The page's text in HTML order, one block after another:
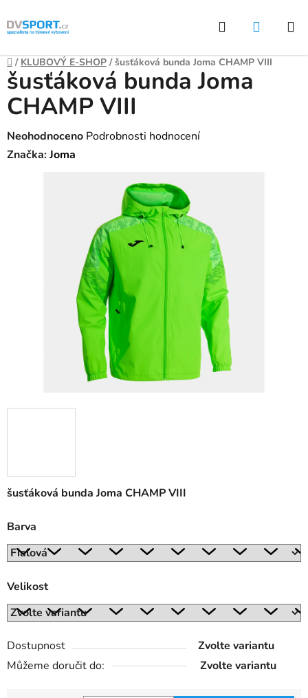
Přejít
na
Hledat
Domů
/ KLUBOVÝ E-SHOP / šusťáková bunda Joma CHAMP VIII
šusťáková bunda Joma CHAMP VIII
Barva
Velikost
Dostupnost
Zvolte variantu
Můžeme doručit do:
Zvolte variantu
šusťáková bunda Joma
CHAMP VIII
Průměrné
hodnocení
Neohodnoceno Podrobnosti hodnocení
Značka:Joma